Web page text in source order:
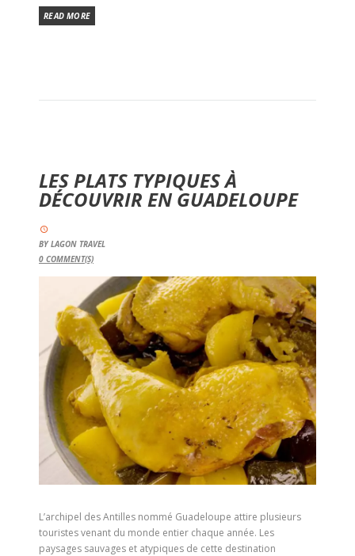
READ MORE
LES PLATS TYPIQUES À
DÉCOUVRIR EN GUADELOUPE
BYLAGON TRAVEL
0 COMMENT(S)
L’archipel des Antilles nommé Guadeloupe attire plusieurs
touristes venant du monde entier chaque année. Les
paysages sauvages et atypiques de cette destination